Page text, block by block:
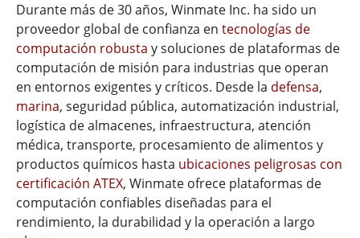
Durante más de 30 años, Winmate Inc. ha sido un
proveedor global de confianza en tecnologías de
computación robusta y soluciones de plataformas de
computación de misión para industrias que operan
en entornos exigentes y críticos. Desde la defensa,
marina, seguridad pública, automatización industrial,
logística de almacenes, infraestructura, atención
médica, transporte, procesamiento de alimentos y
productos químicos hasta ubicaciones peligrosas con
certificación ATEX, Winmate ofrece plataformas de
computación confiables diseñadas para el
rendimiento, la durabilidad y la operación a largo